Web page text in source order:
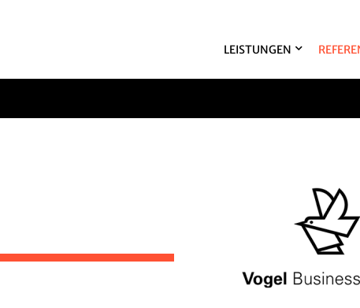
LEISTUNGEN